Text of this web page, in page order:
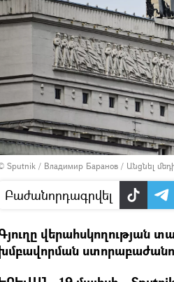
Sputnik / Владимир Баранов / Անցնել
Բաժանորդագրվել
վերահսկողության